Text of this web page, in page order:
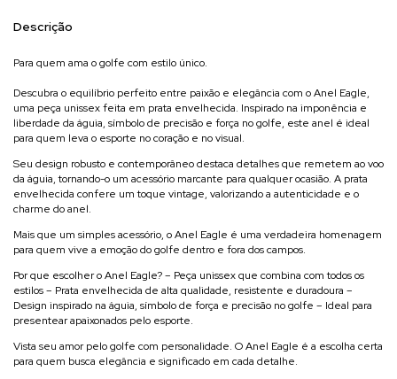
Descrição
Para quem ama o golfe com estilo único.
Descubra o equilíbrio perfeito entre paixão e elegância com o Anel Eagle,
uma peça unissex feita em prata envelhecida. Inspirado na imponência e
liberdade da águia, símbolo de precisão e força no golfe, este anel é ideal
para quem leva o esporte no coração e no visual.
Seu design robusto e contemporâneo destaca detalhes que remetem ao voo
da águia, tornando-o um acessório marcante para qualquer ocasião. A prata
envelhecida confere um toque vintage, valorizando a autenticidade e o
charme do anel.
Mais que um simples acessório, o Anel Eagle é uma verdadeira homenagem
para quem vive a emoção do golfe dentro e fora dos campos.
Por que escolher o Anel Eagle? – Peça unissex que combina com todos os
estilos – Prata envelhecida de alta qualidade, resistente e duradoura –
Design inspirado na águia, símbolo de força e precisão no golfe – Ideal para
presentear apaixonados pelo esporte.
Vista seu amor pelo golfe com personalidade. O Anel Eagle é a escolha certa
para quem busca elegância e significado em cada detalhe.